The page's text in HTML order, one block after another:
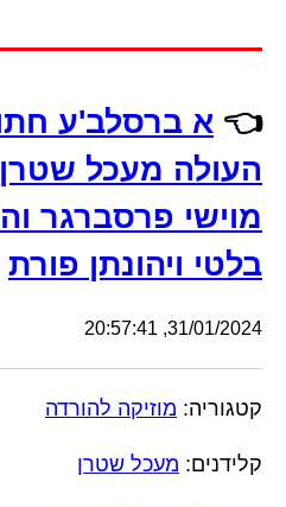
👈 א ברסלב'ע
העולה מעכל
מוישי פרסברגר
בלטי ויהונתן פורת
31/01/2024, 20:57:41
קטגוריה: מוזיקה להורדה
קלידנים: מעכל שטרן